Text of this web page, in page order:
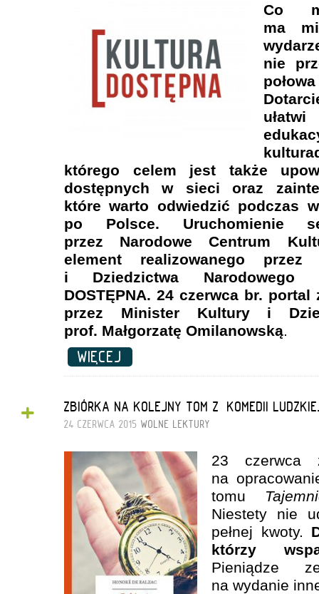
Co
ma
nie
którego celem jest także
dostępnych w sieci oraz
które warto odwiedzić podczas
po Polsce. Uruchomienie
przez Narodowe Centrum
element realizowanego przez
i Dziedzictwa Narodowego
DOSTĘPNA. 24 czerwca br. portal
przez Minister Kultury i
prof. Małgorzatę Omilanowską.
WIĘCEJ
+ ZBIÓRKA NA KOLEJNY TOM Z „KOMEDII
24 CZERWCA 2015 WOLNE LEKTURY
23 czerwca
na
tomu
Niestety nie
pełnej kwoty.
którzy
Pieniądze
na wydanie